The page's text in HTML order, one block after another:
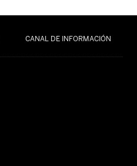
CANAL DE INFORMACIÓN